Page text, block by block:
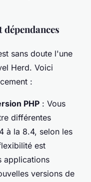
dépendances
sans doute l'une
Herd. Voici
:
PHP : Vous
différentes
à la 8.4, selon les
est
applications
versions de